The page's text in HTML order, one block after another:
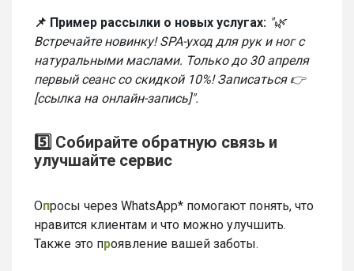
📌 Пример рассылки о новых услугах: "🌿
Встречайте новинку! SPA-уход для рук и ног с
натуральными маслами. Только до 30 апреля
первый сеанс со скидкой 10%! Записаться 👉
[ссылка на онлайн-запись]".
5️⃣ Собирайте обратную связь и
улучшайте сервис
Опросы через WhatsApp* помогают понять, что
нравится клиентам и что можно улучшить.
Также это проявление вашей заботы.